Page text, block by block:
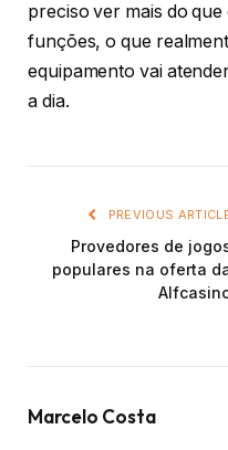
preciso ver mais do
funções, o que
equipamento vai
a dia.
PREVIOUS
Provedores de
populares na oferta
Marcelo Costa